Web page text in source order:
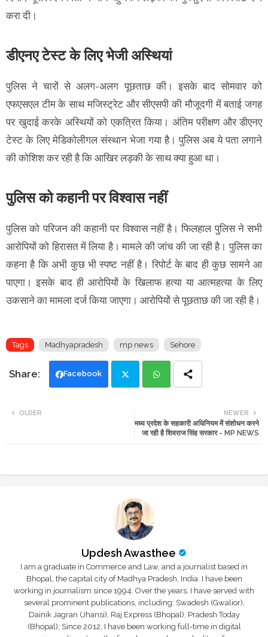
करा दी।
डीएनए टेस्ट के लिए भेजी अस्थियां
पुलिस ने चारों से अलग-अलग पूछताछ की। इसके बाद सोमवार को
एफएसएल टीम के साथ मजिस्ट्रेट और सीएसपी की मौजूदगी में बताई जगह
पर खुदाई करके अस्थियों को एकत्रित किया। अंतिम परीक्षण और डीएनए
टेस्ट के लिए मेडिकोलीगल संस्थान भेजा गया है। पुलिस अब ये पता लगाने
की कोशिश कर रही है कि आखिर लड़की के साथ क्या हुआ था।
पुलिस को कहानी पर विश्वास नहीं
पुलिस को परिजन की कहानी पर विश्वास नहीं है। फिलहाल पुलिस ने सभी
आरोपियों को हिरासत में लिया है। मामले की जांच की जा रही है। पुलिस का
कहना है कि अभी कुछ भी स्पष्ट नहीं है। रिपोर्ट के बाद ही कुछ सामने आ
पाएगा। इसके बाद ही आरोपियों के खिलाफ हत्या या आत्महत्या के लिए
उकसाने का मामला दर्ज किया जाएगा। आरोपियों से पूछताछ की जा रही है।
Tags Madhyapradesh mp news Sehore
Facebook
ats
NEWER
मध्य प्रदेश के सहकारी अधिनियम में संशोधन करने
जा रही है शिवराज सिंह सरकार - MP NEWS
OLDER
Updesh Awasthee
I am a graduate in Commerce and Law, and a journalist based in
Bhopal, the capital city of Madhya Pradesh, India. I have been
working in journalism since 1994. Over the years, I have served with
several prominent publications, including: Swadesh (Gwalior),
Dainik Jagran (Jhansi), Raj Express (Bhopal), Pradesh Today
(Bhopal); Since 2012, I have been working full-time in digital